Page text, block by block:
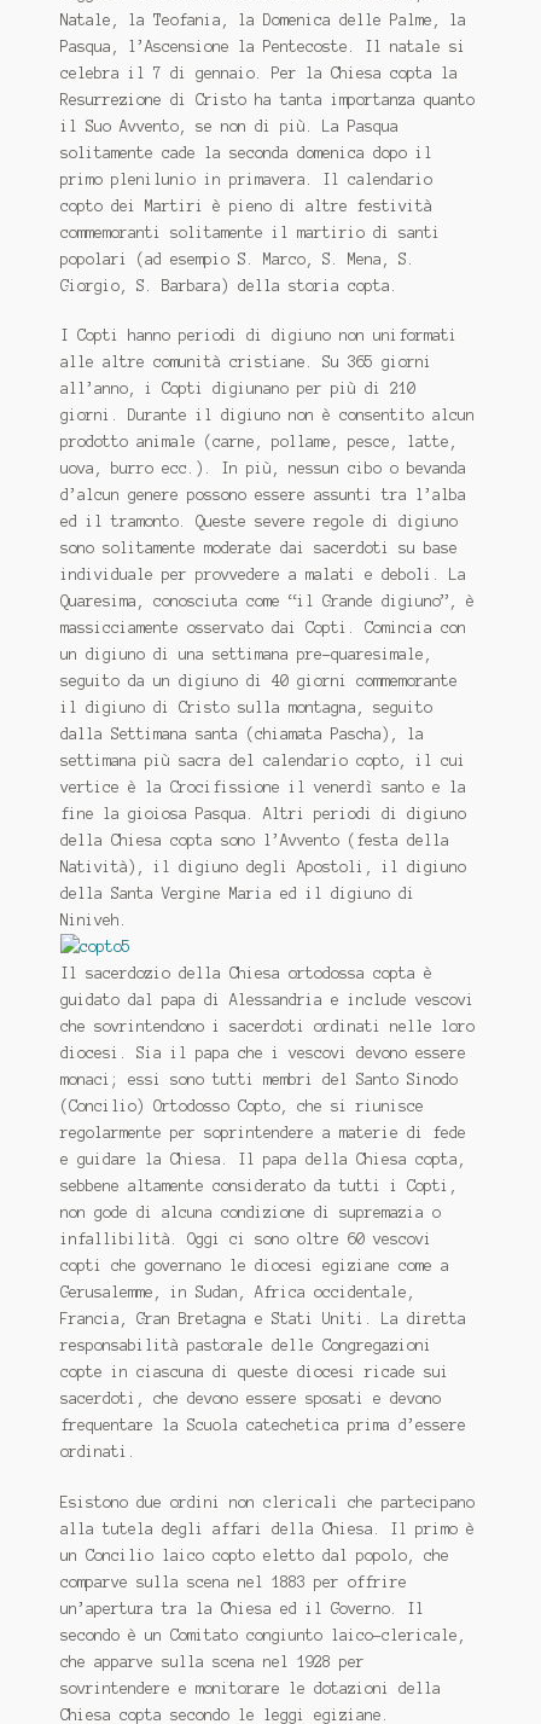
Natale, la Teofania, la Domenica delle Palme, la
Pasqua, l’Ascensione la Pentecoste. Il natale si
celebra il 7 di gennaio. Per la Chiesa copta la
Resurrezione di Cristo ha tanta importanza quanto
il Suo Avvento, se non di più. La Pasqua
solitamente cade la seconda domenica dopo il
primo plenilunio in primavera. Il calendario
copto dei Martiri è pieno di altre festività
commemoranti solitamente il martirio di santi
popolari (ad esempio S. Marco, S. Mena, S.
Giorgio, S. Barbara) della storia copta.
I Copti hanno periodi di digiuno non uniformati
alle altre comunità cristiane. Su 365 giorni
all’anno, i Copti digiunano per più di 210
giorni. Durante il digiuno non è consentito alcun
prodotto animale (carne, pollame, pesce, latte,
uova, burro ecc.). In più, nessun cibo o bevanda
d’alcun genere possono essere assunti tra l’alba
ed il tramonto. Queste severe regole di digiuno
sono solitamente moderate dai sacerdoti su base
individuale per provvedere a malati e deboli. La
Quaresima, conosciuta come “il Grande digiuno”, è
massicciamente osservato dai Copti. Comincia con
un digiuno di una settimana pre-quaresimale,
seguito da un digiuno di 40 giorni commemorante
il digiuno di Cristo sulla montagna, seguito
dalla Settimana santa (chiamata Pascha), la
settimana più sacra del calendario copto, il cui
vertice è la Crocifissione il venerdì santo e la
fine la gioiosa Pasqua. Altri periodi di digiuno
della Chiesa copta sono l’Avvento (festa della
Natività), il digiuno degli Apostoli, il digiuno
della Santa Vergine Maria ed il digiuno di
Niniveh.
Il sacerdozio della Chiesa ortodossa copta è
guidato dal papa di Alessandria e include vescovi
che sovrintendono i sacerdoti ordinati nelle loro
diocesi. Sia il papa che i vescovi devono essere
monaci; essi sono tutti membri del Santo Sinodo
(Concilio) Ortodosso Copto, che si riunisce
regolarmente per soprintendere a materie di fede
e guidare la Chiesa. Il papa della Chiesa copta,
sebbene altamente considerato da tutti i Copti,
non gode di alcuna condizione di supremazia o
infallibilità. Oggi ci sono oltre 60 vescovi
copti che governano le diocesi egiziane come a
Gerusalemme, in Sudan, Africa occidentale,
Francia, Gran Bretagna e Stati Uniti. La diretta
responsabilità pastorale delle Congregazioni
copte in ciascuna di queste diocesi ricade sui
sacerdoti, che devono essere sposati e devono
frequentare la Scuola catechetica prima d’essere
ordinati.
Esistono due ordini non clericali che partecipano
alla tutela degli affari della Chiesa. Il primo è
un Concilio laico copto eletto dal popolo, che
comparve sulla scena nel 1883 per offrire
un’apertura tra la Chiesa ed il Governo. Il
secondo è un Comitato congiunto laico-clericale,
che apparve sulla scena nel 1928 per
sovrintendere e monitorare le dotazioni della
Chiesa copta secondo le leggi egiziane.